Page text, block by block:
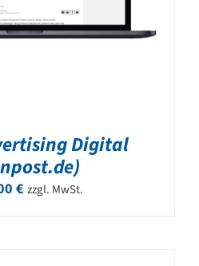
Digital
€ zzgl. MwSt.